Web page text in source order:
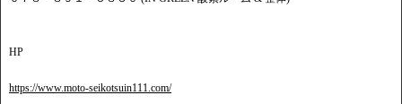
HP
https://www.moto-seikotsuin111.com/